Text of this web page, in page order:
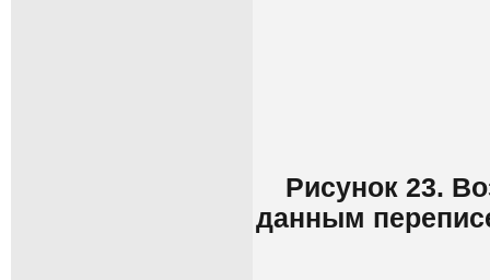
Рисунок 23.
данным